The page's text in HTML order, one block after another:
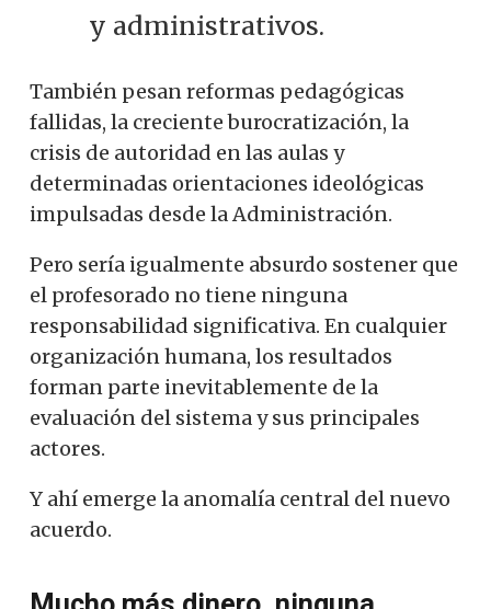
y administrativos.
También pesan reformas pedagógicas
fallidas, la creciente burocratización, la
crisis de autoridad en las aulas y
determinadas orientaciones ideológicas
impulsadas desde la Administración.
Pero sería igualmente absurdo sostener que
el profesorado no tiene ninguna
responsabilidad significativa. En cualquier
organización humana, los resultados
forman parte inevitablemente de la
evaluación del sistema y sus principales
actores.
Y ahí emerge la anomalía central del nuevo
acuerdo.